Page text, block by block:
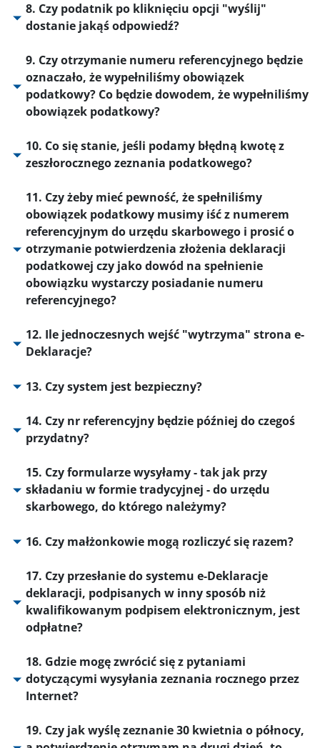
8. Czy podatnik po kliknięciu opcji "wyślij"
dostanie jakąś odpowiedź?
9. Czy otrzymanie numeru referencyjnego będzie
oznaczało, że wypełniliśmy obowiązek
podatkowy? Co będzie dowodem, że wypełniliśmy
obowiązek podatkowy?
10. Co się stanie, jeśli podamy błędną kwotę z
zeszłorocznego zeznania podatkowego?
11. Czy żeby mieć pewność, że spełniliśmy
obowiązek podatkowy musimy iść z numerem
referencyjnym do urzędu skarbowego i prosić o
otrzymanie potwierdzenia złożenia deklaracji
podatkowej czy jako dowód na spełnienie
obowiązku wystarczy posiadanie numeru
referencyjnego?
12. Ile jednoczesnych wejść "wytrzyma" strona e-
Deklaracje?
13. Czy system jest bezpieczny?
14. Czy nr referencyjny będzie później do czegoś
przydatny?
15. Czy formularze wysyłamy - tak jak przy
składaniu w formie tradycyjnej - do urzędu
skarbowego, do którego należymy?
16. Czy małżonkowie mogą rozliczyć się razem?
17. Czy przesłanie do systemu e-Deklaracje
deklaracji, podpisanych w inny sposób niż
kwalifikowanym podpisem elektronicznym, jest
odpłatne?
18. Gdzie mogę zwrócić się z pytaniami
dotyczącymi wysyłania zeznania rocznego przez
Internet?
19. Czy jak wyślę zeznanie 30 kwietnia o północy,